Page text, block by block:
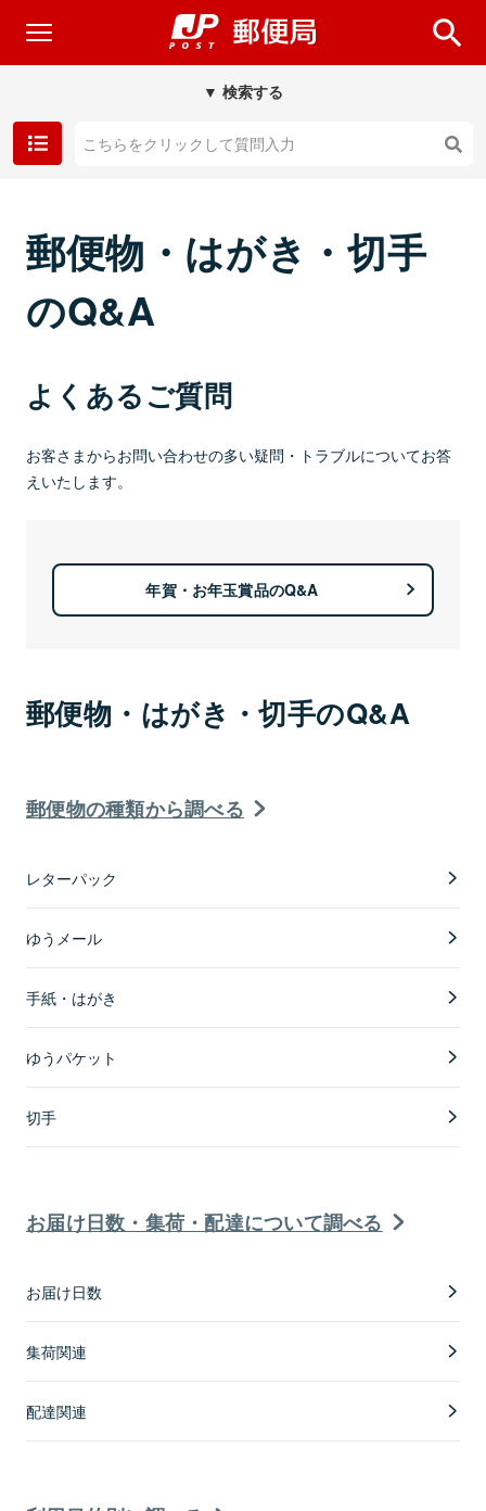
▼ 検索する
郵便物・はがき・切手
のQ&A
よくあるご質問
お客さまからお問い合わせの多い疑問・トラブルについてお答
えいたします。
年賀・お年玉賞品のQ&A
郵便物・はがき・切手のQ&A
郵便物の種類から調べる
レターパック
ゆうメール
手紙・はがき
ゆうパケット
切手
お届け日数・集荷・配達について調べる
お届け日数
集荷関連
配達関連